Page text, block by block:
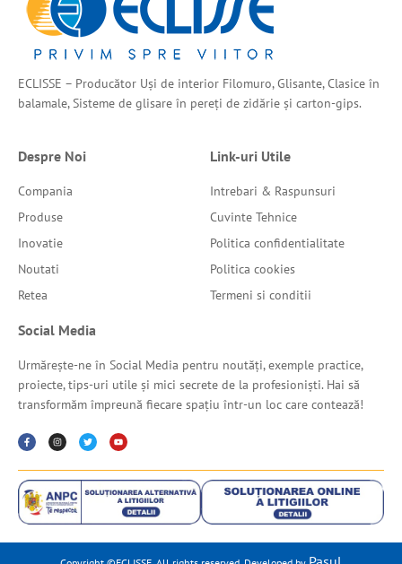
ECLISSE – Producător Uși de interior Filomuro, Glisante, Clasice în
balamale, Sisteme de glisare în pereți de zidărie și carton-gips.
Despre Noi
Compania
Produse
Inovatie
Noutati
Retea
Link-uri Utile
Intrebari & Raspunsuri
Cuvinte Tehnice
Politica confidentialitate
Politica cookies
Termeni si conditii
Social Media
Urmărește-ne în Social Media pentru noutăți, exemple practice,
proiecte, tips-uri utile și mici secrete de la profesioniști. Hai să
transformăm împreună fiecare spațiu într-un loc care contează!